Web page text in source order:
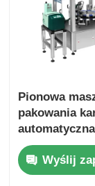
Pionowa
pakowania
plastikowych
kapsułek
Nespresso
Wyślij